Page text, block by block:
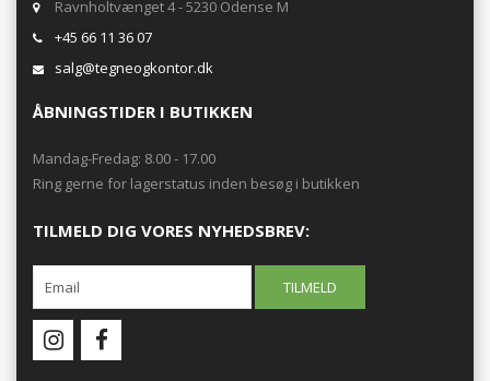
Ravnholtvænget 4 - 5230 Odense M
+45 66 11 36 07
salg@tegneogkontor.dk
ÅBNINGSTIDER I BUTIKKEN
Mandag-Fredag: 8.00 - 17.00
Ring gerne for lagerstatus inden besøg i butikken
TILMELD DIG VORES NYHEDSBREV: